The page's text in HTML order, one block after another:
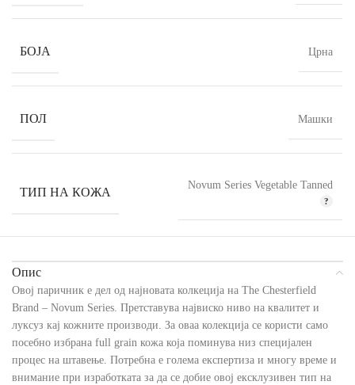
БОЈА Црна
ПОЛ Машки
ТИП НА КОЖА Novum Series Vegetable Tanned
Опис
Овој паричник е дел од најновата колкеција на The Chesterfield
Brand – Novum Series. Претставува највиско ниво на квалитет и
луксуз кај кожните производи. За оваа колекција се користи само
посебно избрана full grain кожа која поминува низ специјален
процес на штавење. Потребна е голема експертиза и многу време и
внимание при изработката за да се добие овој ексклузивен тип на